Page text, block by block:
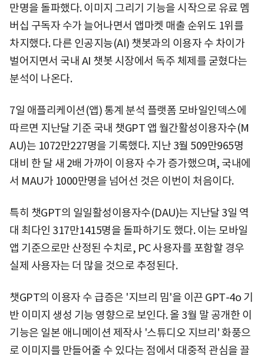
만명을 돌파했다. 이미지 그리기 기능을 시작으로 유료 멤
버십 구독자 수가 늘어나면서 앱마켓 매출 순위도 1위를
차지했다. 다른 인공지능(AI) 챗봇과의 이용자 수 차이가
벌어지면서 국내 AI 챗봇 시장에서 독주 체제를 굳혔다는
분석이 나온다.
7일 애플리케이션(앱) 통계 분석 플랫폼 모바일인덱스에
따르면 지난달 기준 국내 챗GPT 앱 월간활성이용자수(M
AU)는 1072만227명을 기록했다. 지난 3월 509만965명
대비 한 달 새 2배 가까이 이용자 수가 증가했으며, 국내에
서 MAU가 1000만명을 넘어선 것은 이번이 처음이다.
특히 챗GPT의 일일활성이용자수(DAU)는 지난달 3일 역
대 최다인 317만1415명을 돌파하기도 했다. 이는 모바일
앱 기준으로만 산정된 수치로, PC 사용자를 포함할 경우
실제 사용자는 더 많을 것으로 추정된다.
챗GPT의 이용자 수 급증은 '지브리 밈'을 이끈 GPT-4o 기
반 이미지 생성 기능 영향으로 보인다. 올 3월 말 공개한 이
기능은 일본 애니메이션 제작사 '스튜디오 지브리' 화풍으
로 이미지를 만들어줄 수 있다는 점에서 대중적 관심을 끌